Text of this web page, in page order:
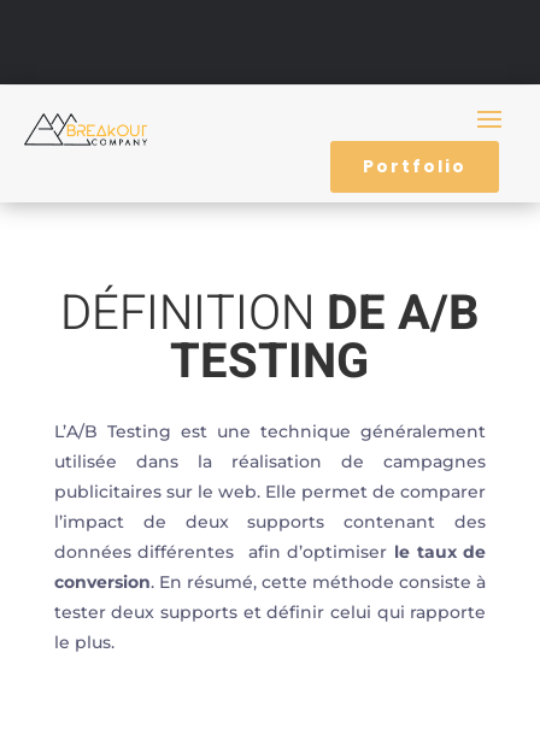
Portfolio
DÉFINITION DE A/B
TESTING
L’A/B Testing est une technique généralement
utilisée dans la réalisation de campagnes
publicitaires sur le web. Elle permet de comparer
l’impact de deux supports contenant des
données différentes afin d’optimiser le taux de
conversion. En résumé, cette méthode consiste à
tester deux supports et définir celui qui rapporte
le plus.